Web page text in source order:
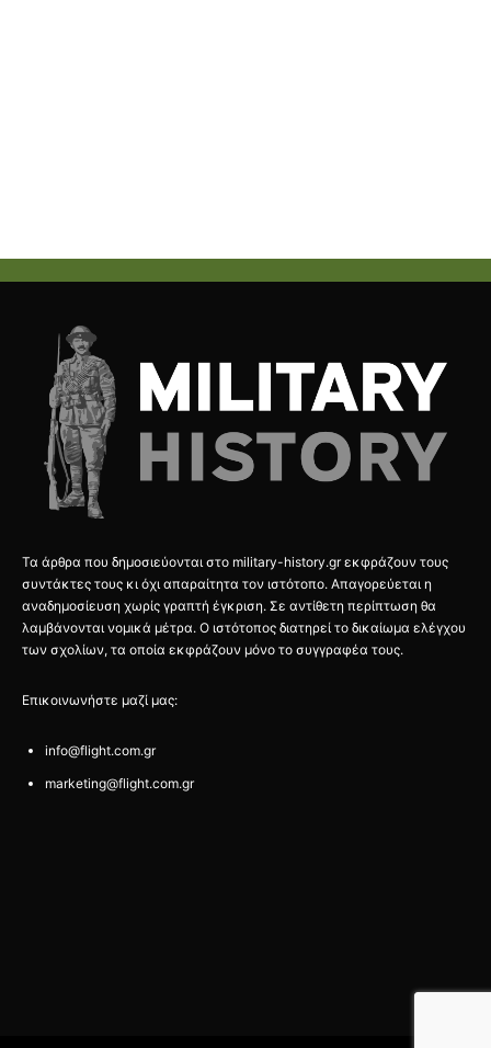
Τα άρθρα που δημοσιεύονται στο military-history.gr εκφράζουν τους
συντάκτες τους κι όχι απαραίτητα τον ιστότοπο. Απαγορεύεται η
αναδημοσίευση χωρίς γραπτή έγκριση. Σε αντίθετη περίπτωση θα
λαμβάνονται νομικά μέτρα. Ο ιστότοπος διατηρεί το δικαίωμα ελέγχου
των σχολίων, τα οποία εκφράζουν μόνο το συγγραφέα τους.
Επικοινωνήστε μαζί μας:
info@flight.com.gr
marketing@flight.com.gr